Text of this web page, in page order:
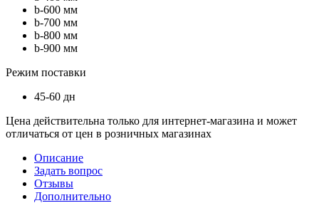
b-600 мм
b-700 мм
b-800 мм
b-900 мм
Режим поставки
45-60 дн
Цена действительна только для интернет-магазина и может
отличаться от цен в розничных магазинах
Описание
Задать вопрос
Отзывы
Дополнительно